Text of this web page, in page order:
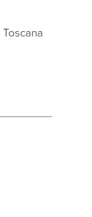
Toscana